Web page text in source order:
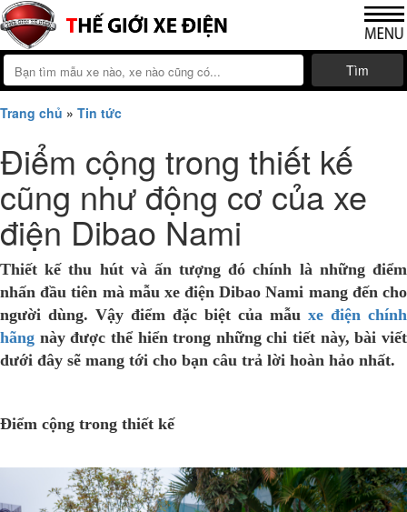
Tìm
Trang chủ » Tin tức
Điểm cộng trong thiết kế
cũng như động cơ của xe
điện Dibao Nami
Thiết kế thu hút và ấn tượng đó chính là những điểm
nhấn đầu tiên mà mẫu xe điện Dibao Nami mang đến cho
người dùng. Vậy điểm đặc biệt của mẫu xe điện chính
hãng này được thể hiển trong những chi tiết này, bài viết
dưới đây sẽ mang tới cho bạn câu trả lời hoàn hảo nhất.
Điểm cộng trong thiết kế